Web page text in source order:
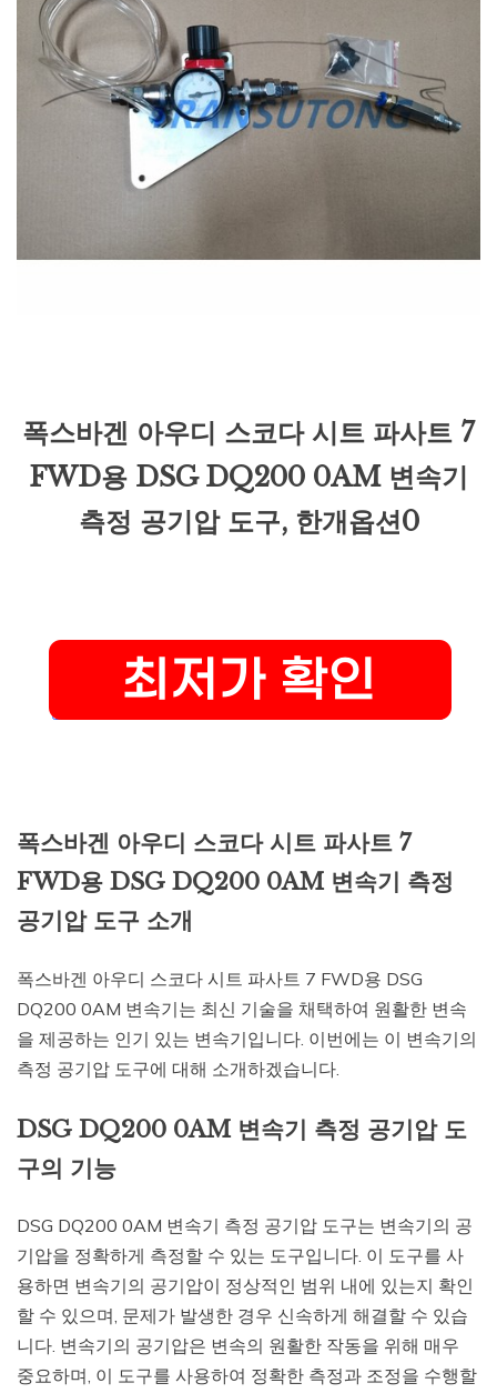
폭스바겐 아우디 스코다 시트 파사트 7
FWD용 DSG DQ200 0AM 변속기
측정 공기압 도구, 한개옵션0
폭스바겐 아우디 스코다 시트 파사트 7
FWD용 DSG DQ200 0AM 변속기 측정
공기압 도구 소개
폭스바겐 아우디 스코다 시트 파사트 7 FWD용 DSG
DQ200 0AM 변속기는 최신 기술을 채택하여 원활한 변속
을 제공하는 인기 있는 변속기입니다. 이번에는 이 변속기의
측정 공기압 도구에 대해 소개하겠습니다.
DSG DQ200 0AM 변속기 측정 공기압 도
구의 기능
DSG DQ200 0AM 변속기 측정 공기압 도구는 변속기의 공
기압을 정확하게 측정할 수 있는 도구입니다. 이 도구를 사
용하면 변속기의 공기압이 정상적인 범위 내에 있는지 확인
할 수 있으며, 문제가 발생한 경우 신속하게 해결할 수 있습
니다. 변속기의 공기압은 변속의 원활한 작동을 위해 매우
중요하며, 이 도구를 사용하여 정확한 측정과 조정을 수행할